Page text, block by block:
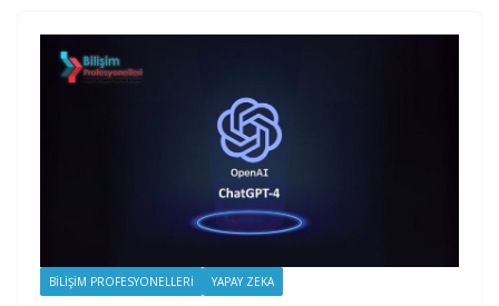
BILIŞIM PROFESYONELLERI YAPAY ZEKA